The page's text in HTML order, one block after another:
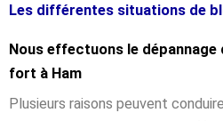
Les différentes situations de
Nous effectuons le
fort à Ham
Plusieurs raisons peuvent